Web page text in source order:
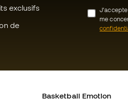
exclusifs
de
me
Basketball Emotion